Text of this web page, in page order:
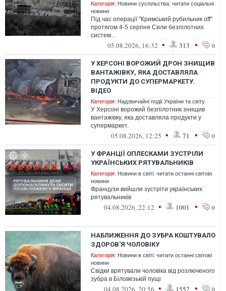
Категорія: Новини суспільства: читати соціальні
новини
Під час операції "Кримський рубильник off"
протягом 4-5 серпня Сили безпілотних
систем...
05.08.2026, 16:32 • 313 • 0
У ХЕРСОНІ ВОРОЖИЙ ДРОН ЗНИЩИВ
ВАНТАЖІВКУ, ЯКА ДОСТАВЛЯЛА
ПРОДУКТИ ДО СУПЕРМАРКЕТУ.
ВІДЕО
Категорія: Надзвичайні події України та світу.
У Херсоні ворожий безпілотник знищив
вантажівку, яка доставляла продукти у
супермаркет.
05.08.2026, 12:25 • 71 • 0
У ФРАНЦІЇ ОПЛЕСКАМИ ЗУСТРІЛИ
УКРАЇНСЬКИХ РЯТУВАЛЬНИКІВ
Категорія: Новини в світі: читати останні світові
новини
Французи вийшли зустріти українських
рятувальників
04.08.2026, 22:12 • 1001 • 0
НАБЛИЖЕННЯ ДО ЗУБРА КОШТУВАЛО
ЗДОРОВ'Я ЧОЛОВІКУ
Категорія: Новини в світі: читати останні світові
новини
Свідки врятували чоловіка від розлюченого
зубра в Біловезькій пущі
04.08.2026, 20:56 • 1552 • 0